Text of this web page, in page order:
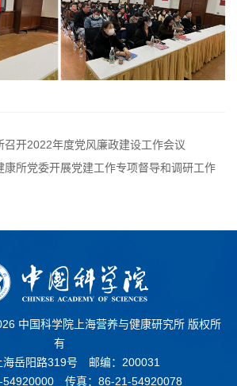
召开2022年度党风廉政建设工作会议
康所党委开展党建工作专项督导和调研工作
中国科学院上海营养与健康研究所 版权所
有
海岳阳路319号 邮编：200031
54920000 传真：86-21-54920078